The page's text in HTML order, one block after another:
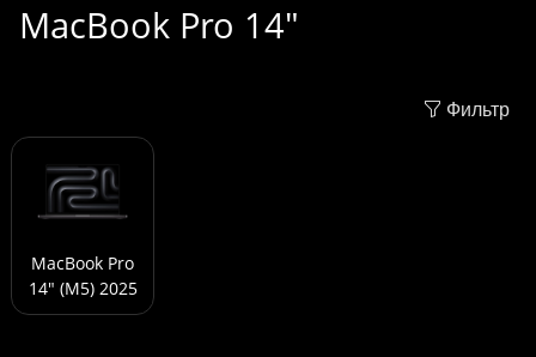
MacBook Pro 14"
Фильтр
MacBook Pro
14" (M5) 2025